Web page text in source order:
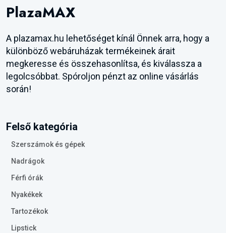
PlazaMAX
A plazamax.hu lehetőséget kínál Önnek arra, hogy a
különböző webáruházak termékeinek árait
megkeresse és összehasonlítsa, és kiválassza a
legolcsóbbat. Spóroljon pénzt az online vásárlás
során!
Felső kategória
Szerszámok és gépek
Nadrágok
Férfi órák
Nyakékek
Tartozékok
Lipstick